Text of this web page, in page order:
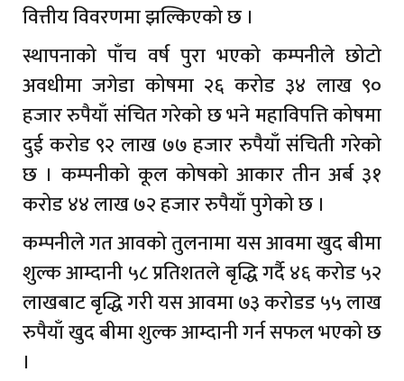
वित्तीय विवरणमा झल्किएको छ ।
स्थापनाको पाँच वर्ष पुरा भएको कम्पनीले छोटो
अवधीमा जगेडा कोषमा २६ करोड ३४ लाख ९०
हजार रुपैयाँ संचित गरेको छ भने महाविपत्ति कोषमा
दुई करोड ९२ लाख ७७ हजार रुपैयाँ संचिती गरेको
छ । कम्पनीको कूल कोषको आकार तीन अर्ब ३१
करोड ४४ लाख ७२ हजार रुपैयाँ पुगेको छ ।
कम्पनीले गत आवको तुलनामा यस आवमा खुद बीमा
शुल्क आम्दानी ५८ प्रतिशतले बृद्धि गर्दै ४६ करोड ५२
लाखबाट बृद्धि गरी यस आवमा ७३ करोडड ५५ लाख
रुपैयाँ खुद बीमा शुल्क आम्दानी गर्न सफल भएको छ
।